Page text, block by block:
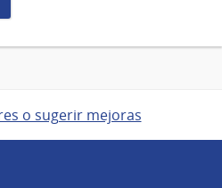
o sugerir mejoras